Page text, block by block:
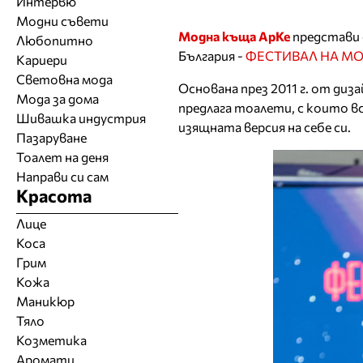
Модна къща АрКе
България - ФЕСТИВАЛ НА
Основана през 2011 г. от
предлага тоалети, с които
изящната версия на себе си.
Модни съвети
Любопитно
Кариери
Световна мода
Мода за дома
Шивашка индустрия
Пазаруване
Тоалет на деня
Направи си сам
Красота
Лице
Коса
Грим
Кожа
Маникюр
Тяло
Козметика
Аромати